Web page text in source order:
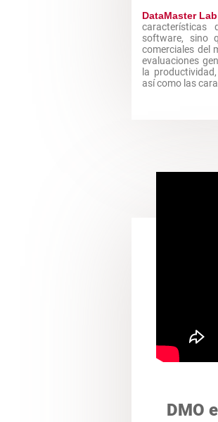
DataMaster Lab
software, sino
comerciales del
evaluaciones
la
así como las
DMO